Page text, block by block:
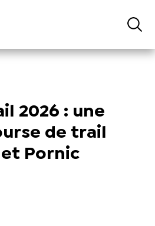
2026 : une
de trail
Pornic